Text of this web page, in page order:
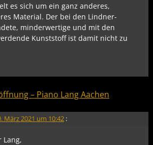
es sich um ein ganz anderes,
Material. Der bei den Lindner-
minderwertige und mit den
Kunststoff ist damit nicht zu
– Piano Lang Aachen
März 2021 um 10:42 :
Lang,